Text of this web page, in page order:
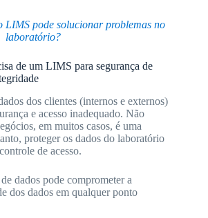
LIMS pode solucionar problemas no
laboratório?
de um LIMS para segurança de
dos clientes (internos e externos)
e acesso inadequado. Não
em muitos casos, é uma
proteger os dados do laboratório
de acesso.
dados pode comprometer a
dos dados em qualquer ponto